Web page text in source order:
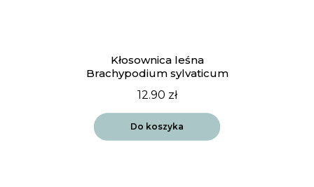
Kłosownica leśna
Brachypodium sylvaticum
12.90 zł
Do koszyka